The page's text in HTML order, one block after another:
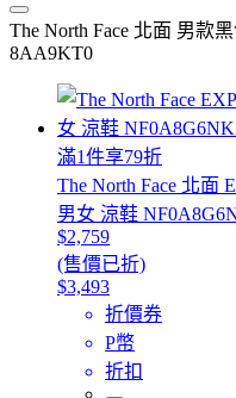
The North Face 北面 男款
8AA9KT0
滿1件享79折
The North Face 北面
男女 涼鞋
$2,759
(售價已折)
$3,493
折價券
P幣
折扣